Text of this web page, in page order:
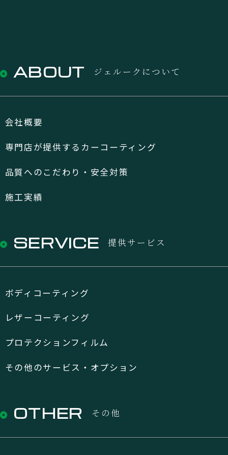
ABOUT ジェルークについて
会社概要
専門店が提供するカーコーティング
品質へのこだわり・安全対策
施工実績
SERVICE 提供サービス
ボディコーティング
レザーコーティング
プロテクションフィルム
その他のサービス・オプション
OTHER その他